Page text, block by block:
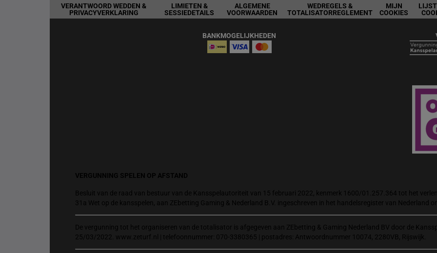
VERANTWOORD WEDDEN &
PRIVACYVERKLARING
LIMIETEN &
SESSIEDETAILS
ALGEMENE
VOORWAARDEN
WEDREGELS &
TOTALISATORREGLEMENT
MIJN
COOKIES
BANKMOGELIJKHEDEN
VERGUNNING SPELEN OP AFSTAND
Besluit van de raad van bestuur van de Kansspelautoriteit van 15 februari 2022, kenmerk 1600/01.257.364 tot het
31a Wet op de kansspelen, aan ZEbetting Gaming & Nederland B.V. ingeschreven in het handelsregister van Nederland
De vergunning tot het organiseren van de totalisator is afgegeven aan ZEbetting & Gaming Nederland BV door de
25/03/2022. www.zeturf.nl | telefoonnummer: 070-3380365 | postadres: Antwoordnummer 10074, 2280VB, Rijswijk.